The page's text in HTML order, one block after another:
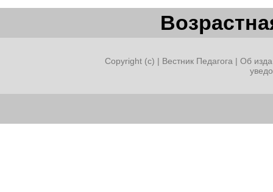
Copyright (c) | Вестник Педагога | Об